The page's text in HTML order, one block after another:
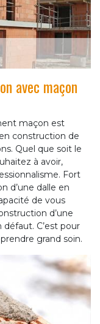
avec maçon
maçon est
construction de
Quel que soit le
à avoir,
Fort
d’une dalle en
de vous
d’une
C’est pour
grand soin.